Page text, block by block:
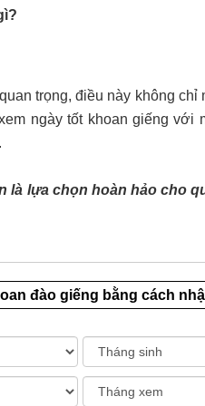
trọng, điều này không
ngày tốt khoan giếng với
là lựa chọn hoàn hảo cho
đào giếng bằng cách